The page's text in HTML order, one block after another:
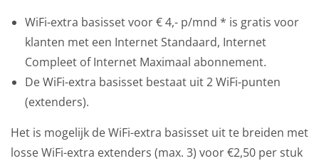
WiFi-extra basisset voor € 4,- p/mnd * is gratis voor
klanten met een Internet Standaard, Internet
Compleet of Internet Maximaal abonnement.
De WiFi-extra basisset bestaat uit 2 WiFi-punten
(extenders).
Het is mogelijk de WiFi-extra basisset uit te breiden met
losse WiFi-extra extenders (max. 3) voor €2,50 per stuk